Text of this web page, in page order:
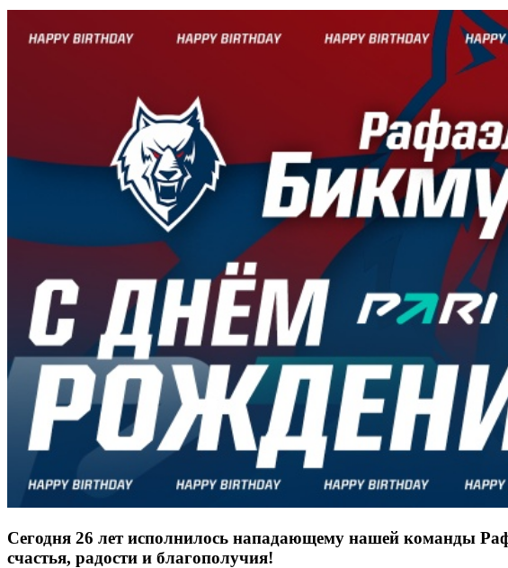
Сегодня 26 лет исполнилось нападающему нашей команды
счастья, радости и благополучия!